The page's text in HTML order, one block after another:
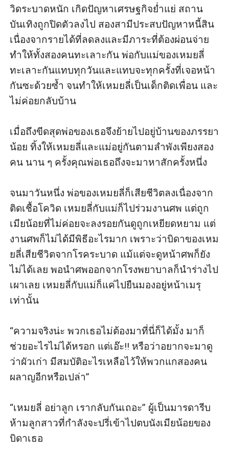
วิดระบาดหนัก เกิดปัญหาเศรษฐกิจย่ำแย่ สถาน
บันเทิงถูกปิดตัวลงไป สองสามีประสบปัญหาหนี้สิน
เนื่องจากรายได้ที่ลดลงและมีภาระที่ต้องผ่อนจ่าย
ทำให้ทั้งสองคนทะเลาะกัน พ่อกับแม่ของเหมยลี่
ทะเลาะกันแทบทุกวันและแทบจะทุกครั้งที่เจอหน้า
กันซะด้วยซ้ำ จนทำให้เหมยลี่เป็นเด็กติดเพื่อน และ
ไม่ค่อยกลับบ้าน
เมื่อถึงขีดสุดพ่อของเธอจึงย้ายไปอยู่บ้านของภรรยา
น้อย ทิ้งให้เหมยลี่และแม่อยู่กันตามลำพังเพียงสอง
คน นาน ๆ ครั้งคุณพ่อเธอถึงจะมาหาสักครั้งหนึ่ง
จนมาวันหนึ่ง พ่อของเหมยลี่ก็เสียชีวิตลงเนื่องจาก
ติดเชื้อโควิด เหมยลี่กับแม่ก็ไปร่วมงานศพ แต่ถูก
เมียน้อยที่ไม่ค่อยจะลงรอยกันดูถูกเหยียดหยาม แต่
งานศพก็ไม่ได้มีพิธีอะไรมาก เพราะว่าบิดาของเหม
ยลี่เสียชีวิตจากโรคระบาด แม้แต่จะดูหน้าศพก็ยัง
ไม่ได้เลย พอนำศพออกจากโรงพยาบาลก็นำร่างไป
เผาเลย เหมยลี่กับแม่ก็แค่ไปยืนมองอยู่หน้าเมรุ
เท่านั้น
“ความจริงน่ะ พวกเธอไม่ต้องมาที่นี่ก็ได้มั้ง มาก็
ช่วยอะไรไม่ได้หรอก แต่เอ๊ะ!! หรือว่าอยากจะมาดู
ว่าผัวเก่า มีสมบัติอะไรเหลือไว้ให้พวกแกสองคน
ผลาญอีกหรือเปล่า”
“เหมยลี่ อย่าลูก เรากลับกันเถอะ” ผู้เป็นมารดารีบ
ห้ามลูกสาวที่กำลังจะปรี่เข้าไปตบนังเมียน้อยของ
บิดาเธอ